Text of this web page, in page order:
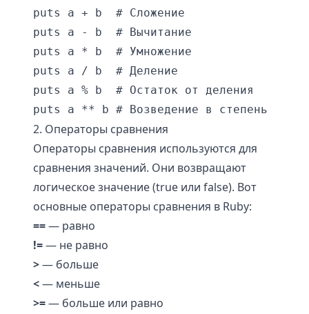
puts a + b  # Сложение
puts a - b  # Вычитание
puts a * b  # Умножение
puts a / b  # Деление
puts a % b  # Остаток от деления
2. Операторы сравнения
Операторы сравнения используются для
сравнения значений. Они возвращают
логическое значение (true или false). Вот
основные операторы сравнения в Ruby:
==— равно
!=— не равно
>— больше
<— меньше
>=— больше или равно